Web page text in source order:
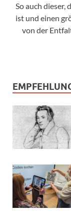
So auch dieser,
ist und einen
von der